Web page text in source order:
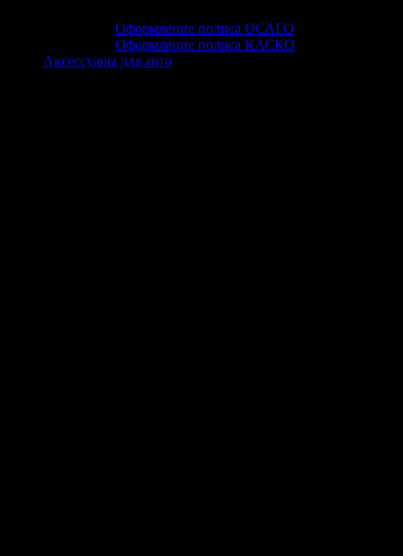
Оформление полиса ОСАГО
Оформление полиса КАСКО
Аксессуары для авто